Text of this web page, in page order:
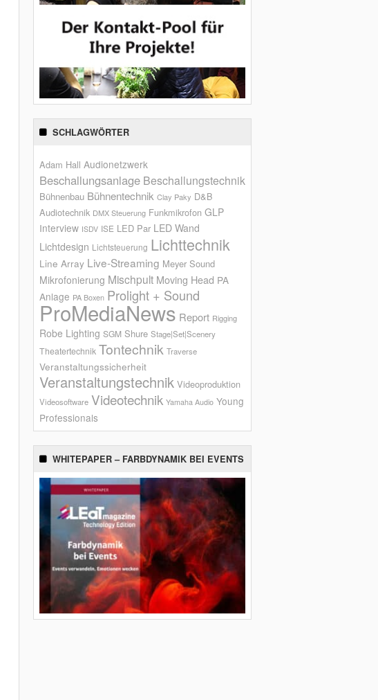
SCHLAGWÖRTER
Adam Hall Audionetzwerk
Beschallungsanlage Beschallungstechnik
Bühnenbau Bühnentechnik Clay Paky D&B
Audiotechnik DMX Steuerung Funkmikrofon GLP
Interview ISDV ISE LED Par LED Wand
Lichtdesign Lichtsteuerung Lichttechnik
Line Array Live-Streaming Meyer Sound
Mikrofonierung Mischpult Moving Head PA
Anlage PA Boxen Prolight + Sound
ProMediaNews Report Rigging
Robe Lighting SGM Shure Stage|Set|Scenery
Theatertechnik Tontechnik Traverse
Veranstaltungssicherheit
Veranstaltungstechnik Videoproduktion
Videosoftware Videotechnik Yamaha Audio Young
Professionals
WHITEPAPER – FARBDYNAMIK BEI EVENTS